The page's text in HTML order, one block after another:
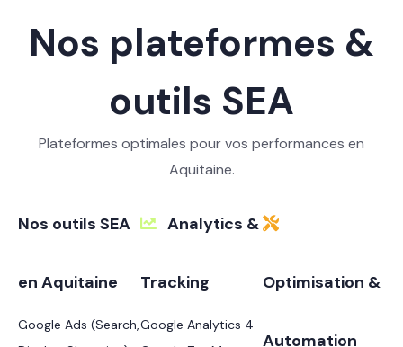
Nos plateformes &
outils SEA
Plateformes optimales pour vos performances en
Aquitaine.
Nos outils SEA
en Aquitaine
Google Ads (Search,
Analytics &
Tracking
Google Analytics 4
Optimisation &
Automation